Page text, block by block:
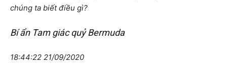
chúng ta biết điều gì?
Bí ẩn Tam giác quỷ Bermuda
18:44:22 21/09/2020